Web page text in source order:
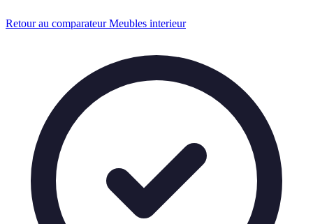
Retour au comparateur Meubles interieur